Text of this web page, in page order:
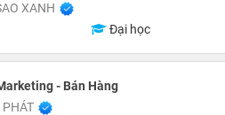
XANH
Đại học
- Bán Hàng
PHÁT